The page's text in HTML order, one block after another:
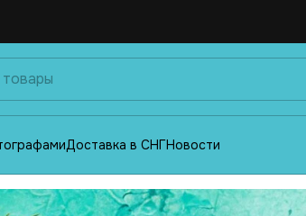
Доставка в СНГНовости